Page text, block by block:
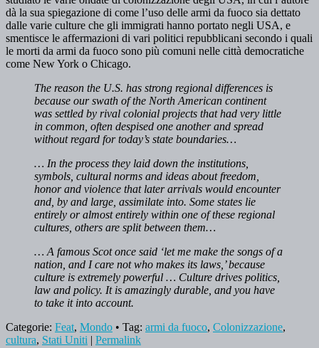
dà la sua spiegazione di come l’uso delle armi da fuoco sia dettato
dalle varie culture che gli immigrati hanno portato negli USA, e
smentisce le affermazioni di vari politici repubblicani secondo i quali
le morti da armi da fuoco sono più comuni nelle città democratiche
come New York o Chicago.
The reason the U.S. has strong regional differences is
because our swath of the North American continent
was settled by rival colonial projects that had very little
in common, often despised one another and spread
without regard for today’s state boundaries…
… In the process they laid down the institutions,
symbols, cultural norms and ideas about freedom,
honor and violence that later arrivals would encounter
and, by and large, assimilate into. Some states lie
entirely or almost entirely within one of these regional
cultures, others are split between them…
… A famous Scot once said ‘let me make the songs of a
nation, and I care not who makes its laws,’ because
culture is extremely powerful … Culture drives politics,
law and policy. It is amazingly durable, and you have
to take it into account.
Categorie: Feat, Mondo • Tag: armi da fuoco, Colonizzazione,
cultura, Stati Uniti | Permalink